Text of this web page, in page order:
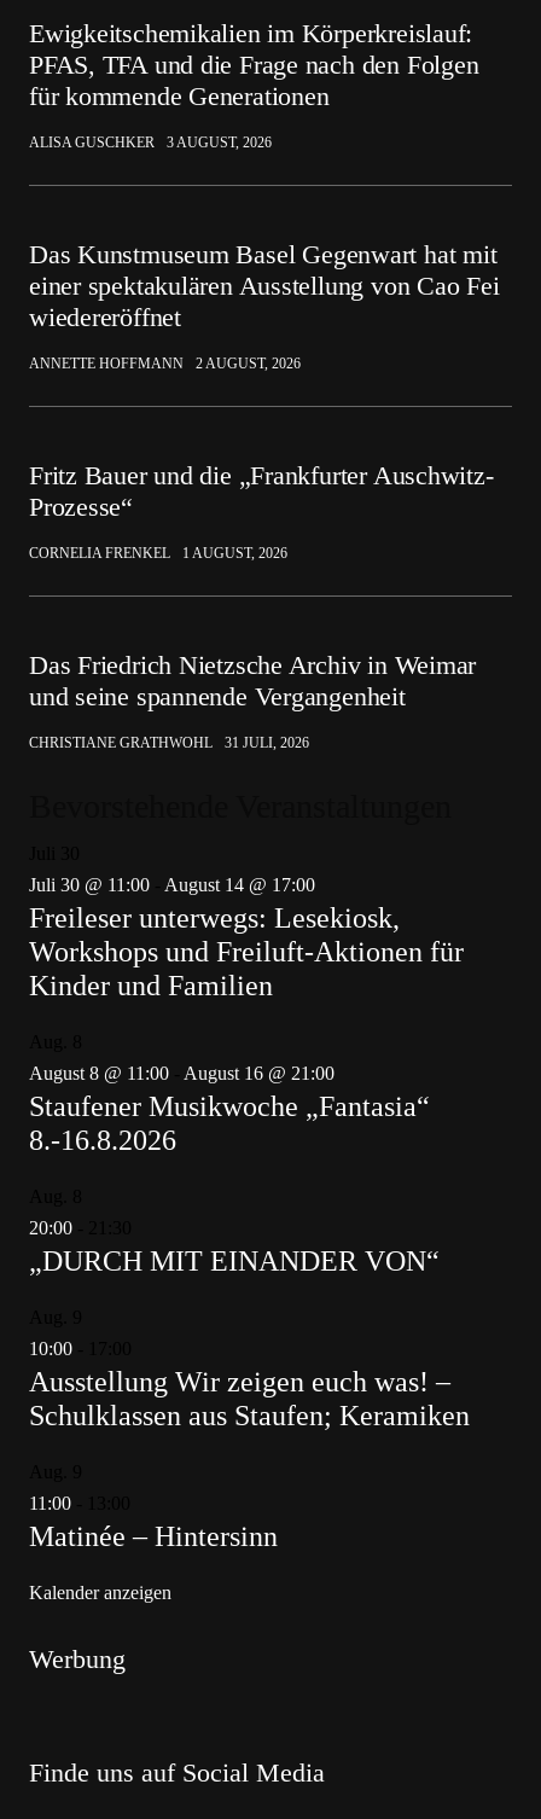
Ewigkeitschemikalien im Körperkreislauf:
PFAS, TFA und die Frage nach den Folgen
für kommende Generationen
ALISA GUSCHKER 3 AUGUST, 2026
Das Kunstmuseum Basel Gegenwart hat mit
einer spektakulären Ausstellung von Cao Fei
wiedereröffnet
ANNETTE HOFFMANN 2 AUGUST, 2026
Fritz Bauer und die „Frankfurter Auschwitz-
Prozesse“
CORNELIA FRENKEL 1 AUGUST, 2026
Das Friedrich Nietzsche Archiv in Weimar
und seine spannende Vergangenheit
CHRISTIANE GRATHWOHL 31 JULI, 2026
Juli 30 @ 11:00
August 14 @ 17:00
Freileser unterwegs: Lesekiosk,
Workshops und Freiluft-Aktionen für
Kinder und Familien
August 8 @ 11:00
August 16 @ 21:00
Staufener Musikwoche „Fantasia“
8.-16.8.2026
20:00
„DURCH MIT EINANDER VON“
10:00
Ausstellung Wir zeigen euch was! –
Schulklassen aus Staufen; Keramiken
11:00
Matinée – Hintersinn
Kalender anzeigen
Werbung
Finde uns auf Social Media